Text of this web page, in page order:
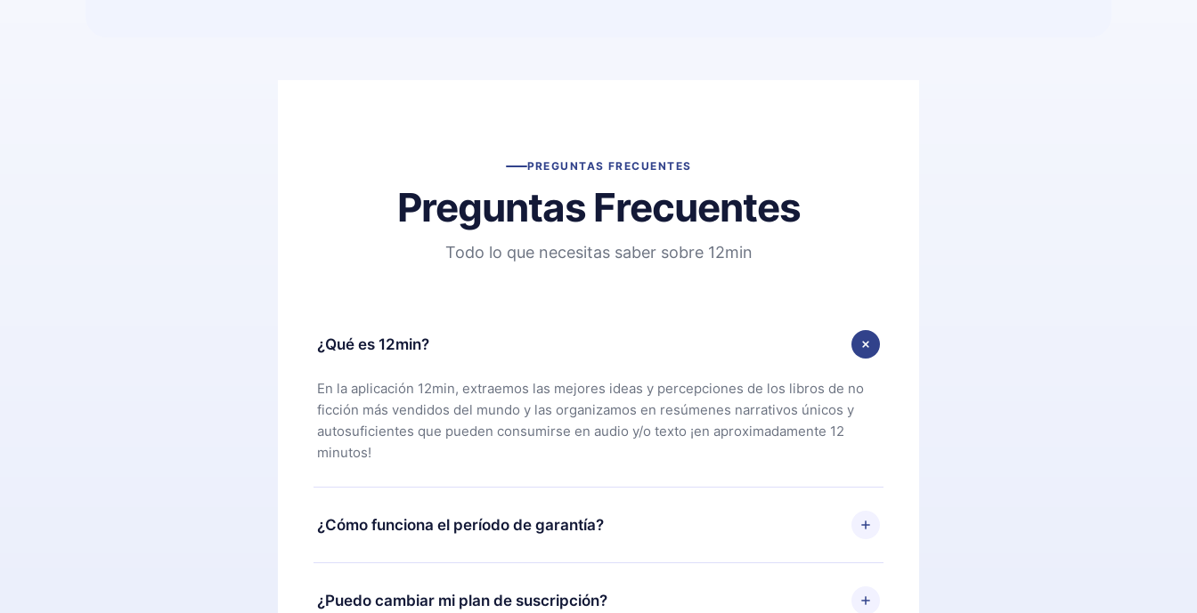
PREGUNTAS FRECUENTES
Preguntas Frecuentes
Todo lo que necesitas saber sobre 12min
¿Qué es 12min?
En la aplicación 12min, extraemos las mejores ideas y percepciones de los libros de no
ficción más vendidos del mundo y las organizamos en resúmenes narrativos únicos y
autosuficientes que pueden consumirse en audio y/o texto ¡en aproximadamente 12
minutos!
¿Cómo funciona el período de garantía?
Puedes descargar nuestra aplicación y comenzar a disfrutar de nuestra biblioteca. Si por
alguna razón no estás satisfecho con nuestra plataforma, simplemente contacta a
¿Puedo cambiar mi plan de suscripción?